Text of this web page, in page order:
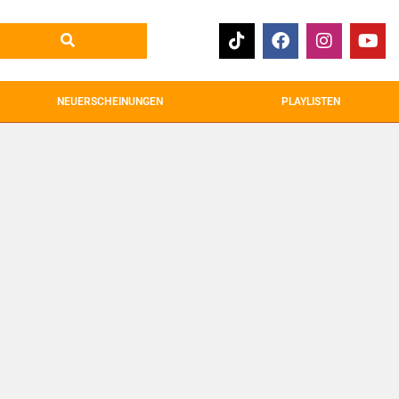
NEUERSCHEINUNGEN PLAYLISTEN